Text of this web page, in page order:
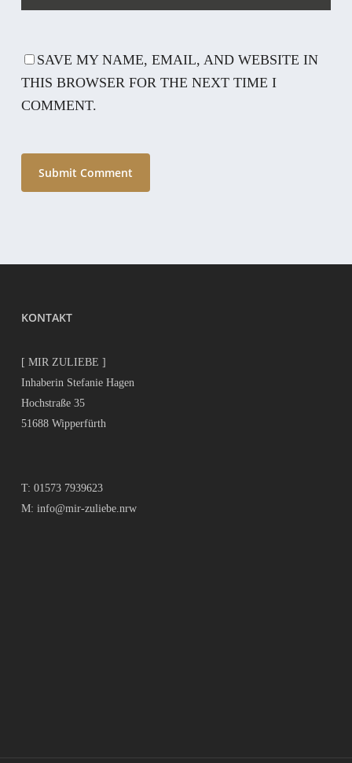
SAVE MY NAME, EMAIL, AND WEBSITE IN
THIS BROWSER FOR THE NEXT TIME I
COMMENT.
KONTAKT
[ MIR ZULIEBE ]
Inhaberin Stefanie Hagen
Hochstraße 35
51688 Wipperfürth
T: 01573 7939623
M: info@mir-zuliebe.nrw